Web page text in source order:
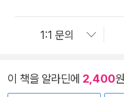
이 책을 알라딘에 2,400